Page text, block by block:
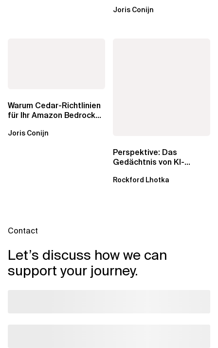
AgentCore...
Joris Conijn
Warum Cedar-Richtlinien
für Ihr Amazon Bedrock
wichtig sind
Joris Conijn
Perspektive: Das
Gedächtnis von KI-
dem...
Rockford Lhotka
Contact
Let’s discuss how we can
support your journey.